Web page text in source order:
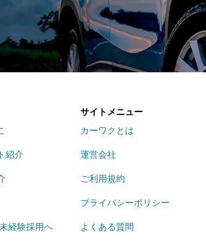
紹介
経験採用へ
サイトメニュー
カーワクとは
運営会社
ご利用規約
プライバシーポリシー
よくある質問